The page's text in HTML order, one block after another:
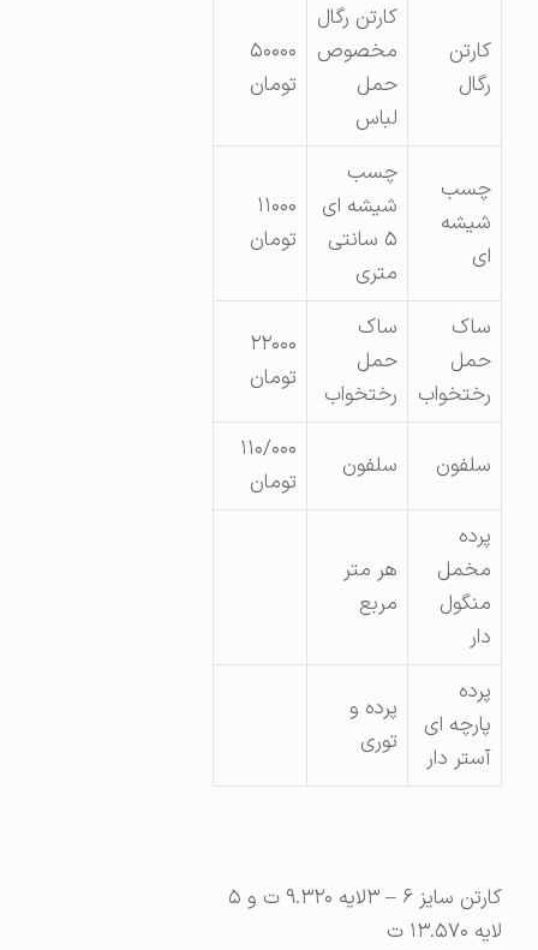
کارتن
کارتن رگال
مخصوص
حمل
لباس
۵۰۰۰۰
تومان
چسب
شیشه
چسب
شیشه ای
۵ سانتی
متری
۱۱۰۰۰
تومان
ساک
حمل
رختخواب
ساک
حمل
رختخواب
۲۲۰۰۰
تومان
سلفون سلفون
۱۱۰/۰۰۰
تومان
مخمل
منگول
هر متر
مربع
پارچه ای
آستر دار
پرده و
توری
کارتن سایز ۶ – ۳لایه ۹.۳۲۰ ت و ۵